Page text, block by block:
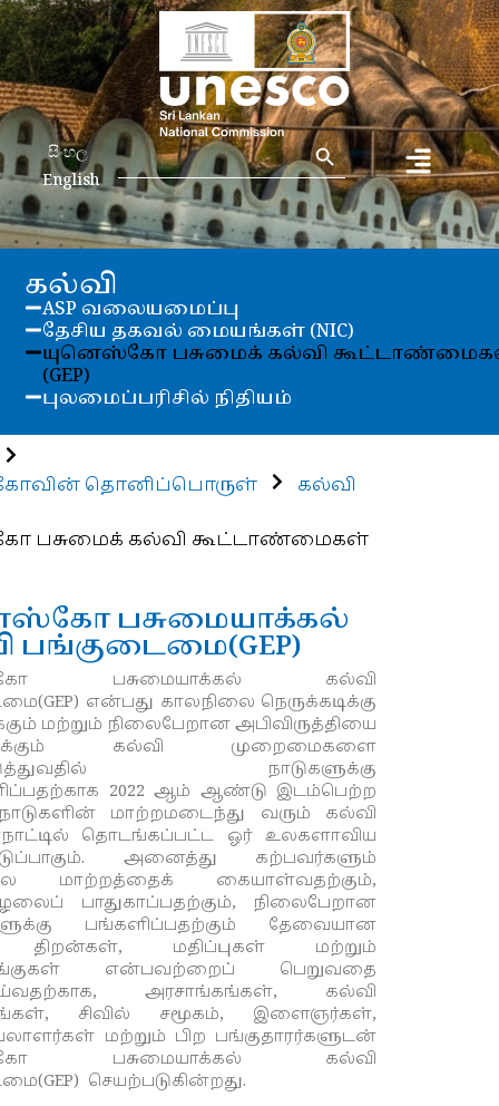
සිංහල
English
Search
for:
Search Button
கல்வி
ASP வலையமைப்பு
தேசிய தகவல் மையங்கள் (NIC)
யுனெஸ்கோ பசுமைக் கல்வி
(GEP)
புலமைப்பரிசில் நிதியம்
தொனிப்பொருள்
கல்வி
பசுமைக் கல்வி கூட்டாண்மைகள்
பசுமையாக்கல்
பங்குடைமை(GEP)
பசுமையாக்கல் கல்வி
என்பது காலநிலை நெருக்கடிக்கு
மற்றும் நிலைபேறான அபிவிருத்தியை
கல்வி முறைமைகளை
நாடுகளுக்கு
2022 ஆம் ஆண்டு இடம்பெற்ற
மாற்றமடைந்து வரும் கல்வி
தொடங்கப்பட்ட ஓர் உலகளாவிய
அனைத்து கற்பவர்களும்
மாற்றத்தைக் கையாள்வதற்கும்,
பாதுகாப்பதற்கும், நிலைபேறான
பங்களிப்பதற்கும் தேவையான
திறன்கள், மதிப்புகள் மற்றும்
என்பவற்றைப் பெறுவதை
அரசாங்கங்கள், கல்வி
சிவில் சமூகம், இளைஞர்கள்,
மற்றும் பிற பங்குதாரர்களுடன்
பசுமையாக்கல் கல்வி
செயற்படுகின்றது.